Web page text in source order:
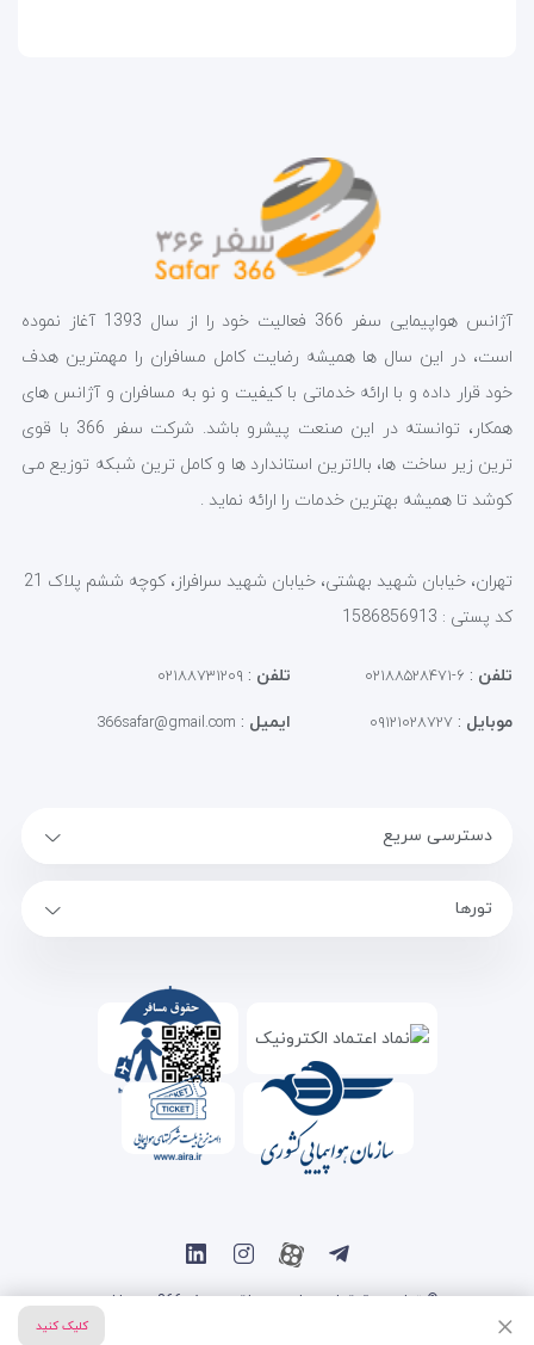
کلیک کنید
آژانس هواپیمایی سفر 366 فعالیت خود را از سال 1393 آغاز نموده
است، در این سال ها همیشه رضایت کامل مسافران را مهمترین هدف
خود قرار داده و با ارائه خدماتی با کیفیت و نو به مسافران و آژانس های
همکار، توانسته در این صنعت پیشرو باشد. شرکت سفر 366 با قوی
ترین زیر ساخت ها، بالاترین استاندارد ها و کامل ترین شبکه توزیع می
کوشد تا همیشه بهترین خدمات را ارائه نماید .
تهران، خیابان شهید بهشتی، خیابان شهید سرافراز، کوچه ششم پلاک 21
کد پستی : 1586856913
تلفن : ۶-۰۲۱۸۸۵۲۸۴۷۱ تلفن : ۰۲۱۸۸۷۳۱۲۰۹
موبایل : ۰۹۱۲۱۰۲۸۷۲۷ ایمیل :
366safar@gmail.com
دسترسی سریع
تورها
© تمامی حقوق این سایت متعلق به سفر 366 می باشد.